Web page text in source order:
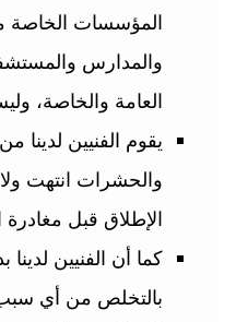
المؤسسات الخاصة
والمدارس
العامة والخاصة،
يقوم الفنيين لدينا
والحشرات انتهت
الإطلاق قبل مغادرة
كما أن الفنيين
بالتخلص من أي